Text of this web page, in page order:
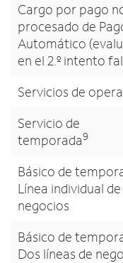
Cargo por pago
procesado de
Automático
en el 2.º intento
Servicios de
Servicio de
temporada9
Básico de
Línea individual de
negocios
Básico de
Dos líneas de